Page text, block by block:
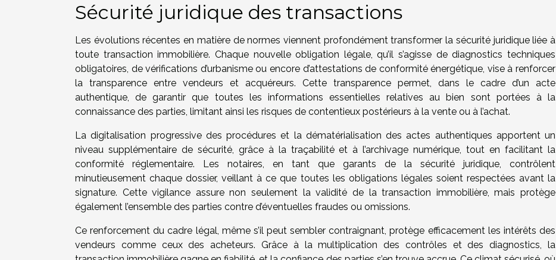
Sécurité juridique des transactions
Les évolutions récentes en matière de normes viennent profondément transformer la sécurité juridique liée à
toute transaction immobilière. Chaque nouvelle obligation légale, qu’il s’agisse de diagnostics techniques
obligatoires, de vérifications d’urbanisme ou encore d’attestations de conformité énergétique, vise à renforcer
la transparence entre vendeurs et acquéreurs. Cette transparence permet, dans le cadre d’un acte
authentique, de garantir que toutes les informations essentielles relatives au bien sont portées à la
connaissance des parties, limitant ainsi les risques de contentieux postérieurs à la vente ou à l’achat.
La digitalisation progressive des procédures et la dématérialisation des actes authentiques apportent un
niveau supplémentaire de sécurité, grâce à la traçabilité et à l’archivage numérique, tout en facilitant la
conformité réglementaire. Les notaires, en tant que garants de la sécurité juridique, contrôlent
minutieusement chaque dossier, veillant à ce que toutes les obligations légales soient respectées avant la
signature. Cette vigilance assure non seulement la validité de la transaction immobilière, mais protège
également l’ensemble des parties contre d’éventuelles fraudes ou omissions.
Ce renforcement du cadre légal, même s’il peut sembler contraignant, protège efficacement les intérêts des
vendeurs comme ceux des acheteurs. Grâce à la multiplication des contrôles et des diagnostics, la